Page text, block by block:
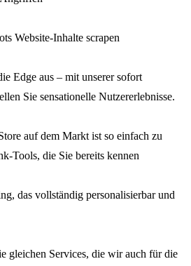
Website-Inhalte scrapen
Edge aus – mit unserer sofort
Sie sensationelle Nutzererlebnisse.
auf dem Markt ist so einfach zu
Tools, die Sie bereits kennen
das vollständig personalisierbar und
gleichen Services, die wir auch für die